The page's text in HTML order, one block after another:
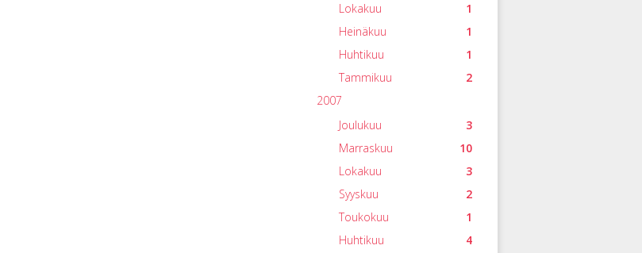
1
Lokakuu
1
Heinäkuu
1
Huhtikuu
2
Tammikuu
2007
3
Joulukuu
10
Marraskuu
3
Lokakuu
2
Syyskuu
1
Toukokuu
4
Huhtikuu